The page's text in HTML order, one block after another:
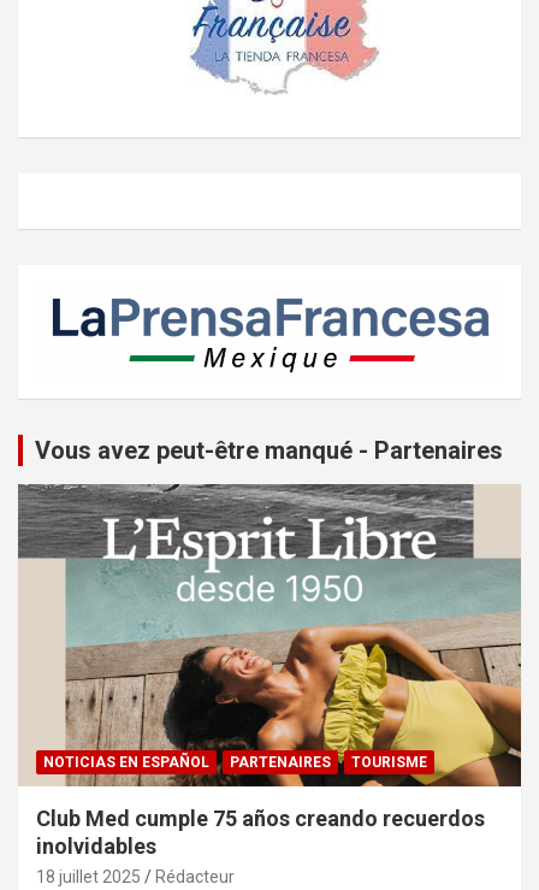
Vous avez peut-être manqué - Partenaires
NOTICIAS EN ESPAÑOL PARTENAIRES TOURISME
Club Med cumple 75 años creando recuerdos
inolvidables
18 juillet 2025 Rédacteur